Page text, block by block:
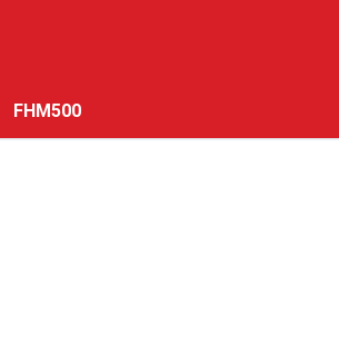
FHM500